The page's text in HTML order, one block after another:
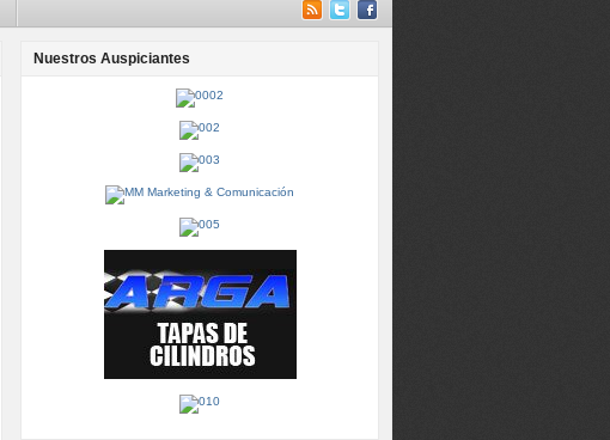
Nuestros Auspiciantes